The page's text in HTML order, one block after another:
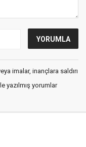
imalar, inançlara saldırı
yazılmış yorumlar